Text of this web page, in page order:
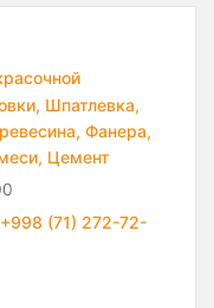
Шпатлевка,
Фанера,
Цемент
+998 (71) 272-72-